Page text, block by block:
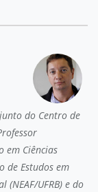
do Centro de
em Ciências
de Estudos em
UFRB) e do